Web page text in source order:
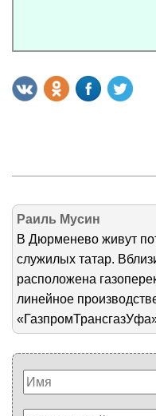
Раиль Мусин
В Дюрменево живут
служилых татар.
расположена
линейное